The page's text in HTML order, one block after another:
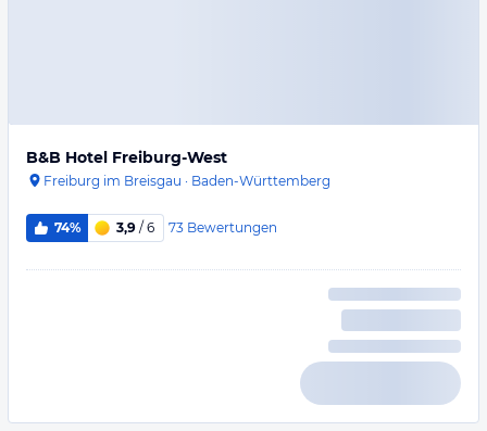
B&B Hotel Freiburg-West
Freiburg im Breisgau · Baden-Württemberg
74% 3,9 / 6 73 Bewertungen